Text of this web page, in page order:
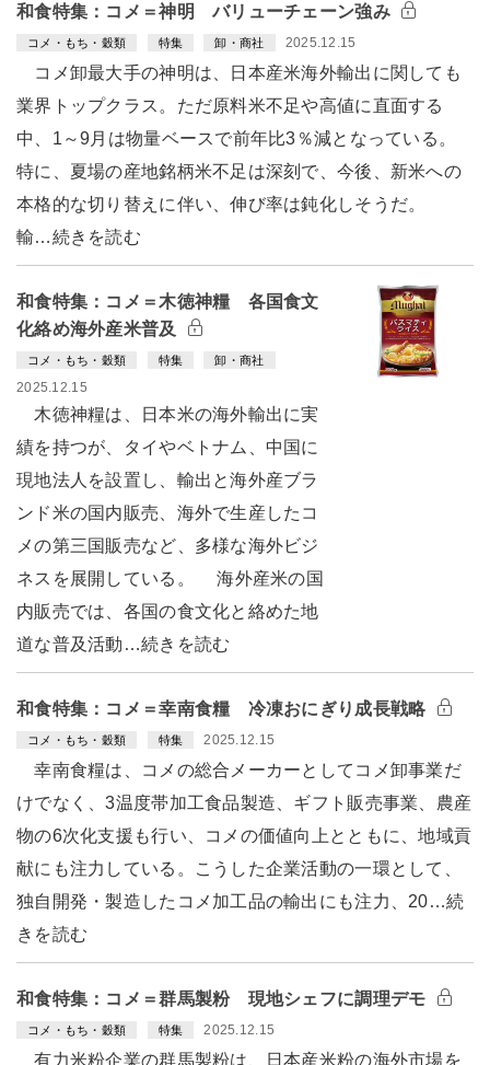
和食特集：コメ＝神明 バリューチェーン強み
コメ・もち・穀類 特集 卸・商社 2025.12.15
コメ卸最大手の神明は、日本産米海外輸出に関しても
業界トップクラス。ただ原料米不足や高値に直面する
中、1～9月は物量ベースで前年比3％減となっている。
特に、夏場の産地銘柄米不足は深刻で、今後、新米への
本格的な切り替えに伴い、伸び率は鈍化しそうだ。
輸…続きを読む
和食特集：コメ＝木徳神糧 各国食文
化絡め海外産米普及
コメ・もち・穀類 特集 卸・商社
2025.12.15
木徳神糧は、日本米の海外輸出に実
績を持つが、タイやベトナム、中国に
現地法人を設置し、輸出と海外産ブラ
ンド米の国内販売、海外で生産したコ
メの第三国販売など、多様な海外ビジ
ネスを展開している。 海外産米の国
内販売では、各国の食文化と絡めた地
道な普及活動…続きを読む
和食特集：コメ＝幸南食糧 冷凍おにぎり成長戦略
コメ・もち・穀類 特集 2025.12.15
幸南食糧は、コメの総合メーカーとしてコメ卸事業だ
けでなく、3温度帯加工食品製造、ギフト販売事業、農産
物の6次化支援も行い、コメの価値向上とともに、地域貢
献にも注力している。こうした企業活動の一環として、
独自開発・製造したコメ加工品の輸出にも注力、20…続
きを読む
和食特集：コメ＝群馬製粉 現地シェフに調理デモ
コメ・もち・穀類 特集 2025.12.15
有力米粉企業の群馬製粉は、日本産米粉の海外市場を